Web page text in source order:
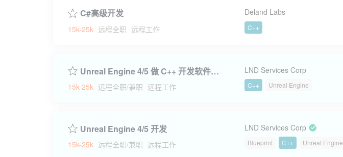
C#高级开发
15k-25k 远程全职 远程工作
Deland Labs
C++
Unreal Engine 4/5 做 C++ 开发软件工程师
15k-25k 远程全职/兼职 远程工作
LND Services Corp
C++ Unreal Engine
Unreal Engine 4/5 开发
15k-25k 远程全职/兼职 远程工作
LND Services Corp
Blueprint C++ Unreal Engine